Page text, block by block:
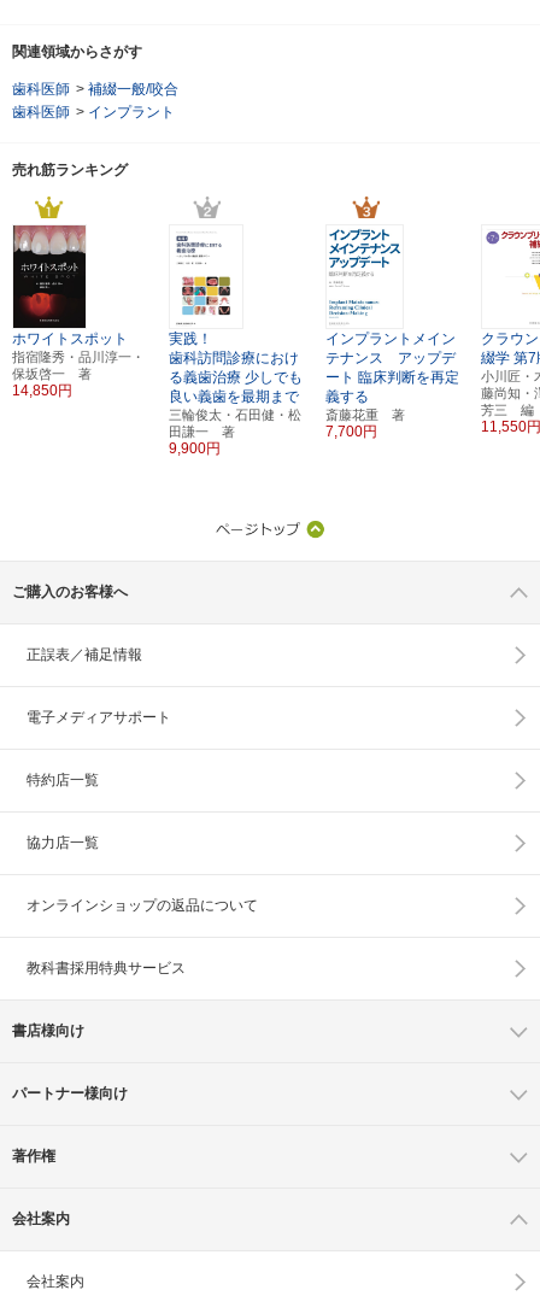
関連領域からさがす
歯科医師 > 補綴一般/咬合
歯科医師 > インプラント
売れ筋ランキング
ホワイトスポット
指宿隆秀・品川淳一・
保坂啓一 著
14,850円
実践！
歯科訪問診療におけ
る義歯治療 少しでも
良い義歯を最期まで
三輪俊太・石田健・松
田謙一 著
9,900円
インプラントメイン
テナンス アップデ
ート 臨床判断を再定
義する
斎藤花重 著
7,700円
クラウ
綴学 第7
小川匠・
藤尚知・
芳三 編
11,550
ご購入のお客様へ
正誤表／補足情報
電子メディアサポート
特約店一覧
協力店一覧
オンラインショップの返品について
教科書採用特典サービス
書店様向け
パートナー様向け
著作権
会社案内
会社案内